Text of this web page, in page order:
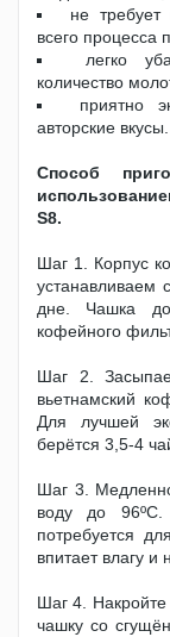
не требует
всего процесса
легко
количество
приятно
авторские вкусы.
Способ
S8.
Шаг 1. Корпус
устанавливаем
дне. Чашка
кофейного
Шаг 2.
вьетнамский
Для лучшей
берётся 3,5-4
Шаг 3.
воду до 96ºС.
потребуется
впитает влагу и
Шаг 4.
чашку со